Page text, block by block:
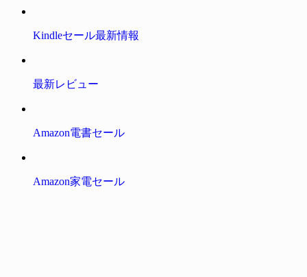
Kindleセール最新情報
最新レビュー
Amazon電書セール
Amazon家電セール